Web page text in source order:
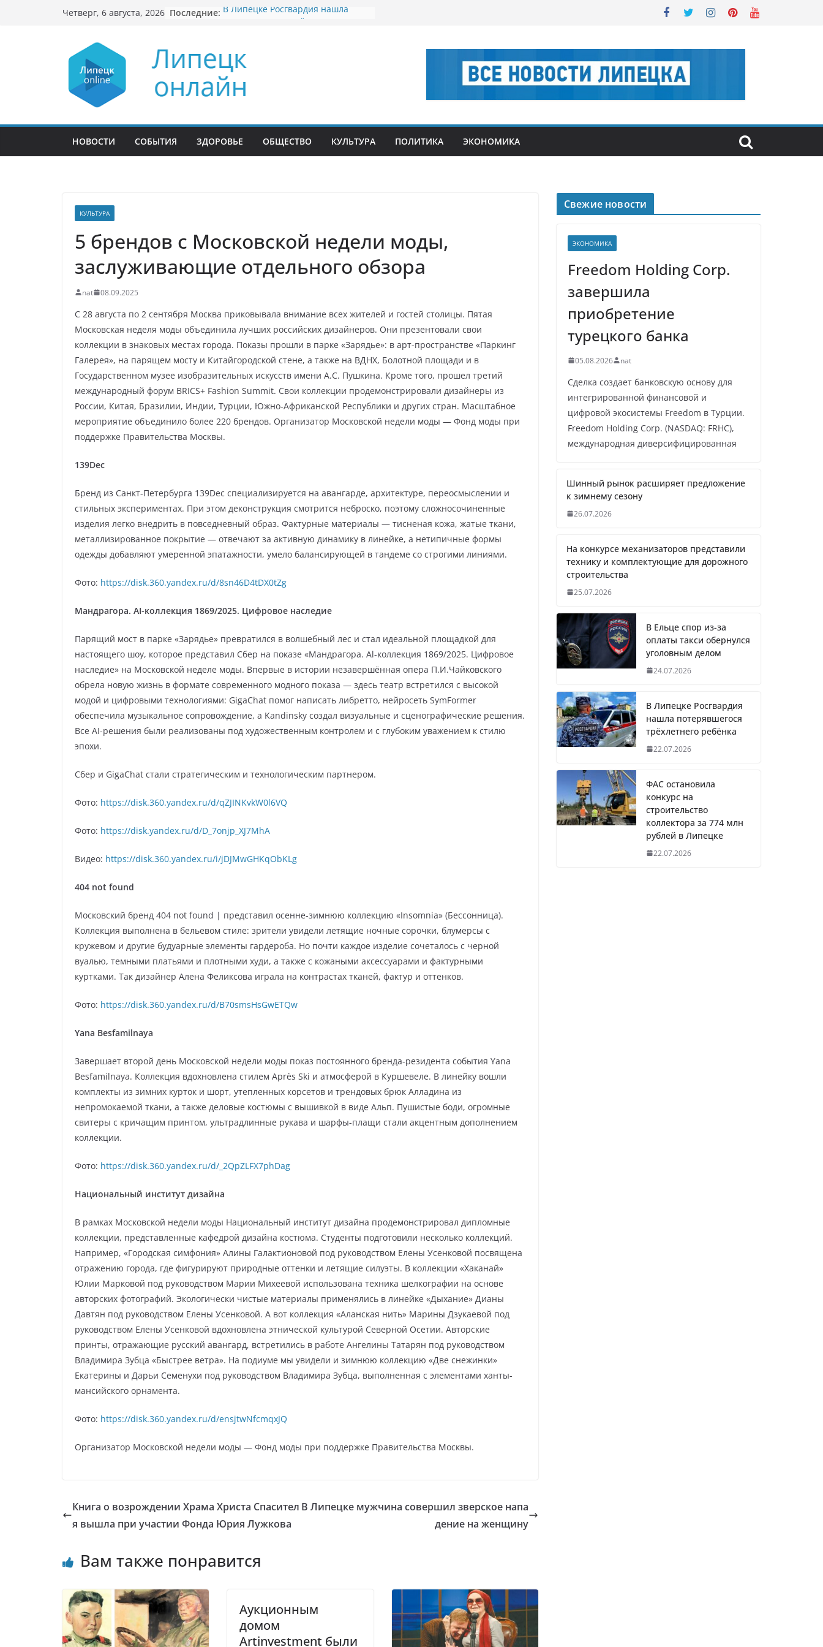
Четверг, 6 августа, 2026 Последние: В Липецке Росгвардия нашла
приобретение турецкого банка
Шинный рынок расширяет
предложение к зимнему сезону
На конкурсе механизаторов
комплектующие для дорожного
В Ельце спор из-за оплаты такси
обернулся уголовным делом
НОВОСТИ СОБЫТИЯ ЗДОРОВЬЕ ОБЩЕСТВО КУЛЬТУРА ПОЛИТИКА ЭКОНОМИКА
КУЛЬТУРА
5 брендов с Московской недели моды,
заслуживающие отдельного обзора
nat 08.09.2025
С 28 августа по 2 сентября Москва приковывала внимание всех жителей и гостей столицы. Пятая
Московская неделя моды объединила лучших российских дизайнеров. Они презентовали свои
коллекции в знаковых местах города. Показы прошли в парке «Зарядье»: в арт-пространстве «Паркинг
Галерея», на парящем мосту и Китайгородской стене, а также на ВДНХ, Болотной площади и в
Государственном музее изобразительных искусств имени А.С. Пушкина. Кроме того, прошел третий
международный форум BRICS+ Fashion Summit. Свои коллекции продемонстрировали дизайнеры из
России, Китая, Бразилии, Индии, Турции, Южно-Африканской Республики и других стран. Масштабное
мероприятие объединило более 220 брендов. Организатор Московской недели моды — Фонд моды при
поддержке Правительства Москвы.
139Dec
Бренд из Санкт-Петербурга 139Dec специализируется на авангарде, архитектуре, переосмыслении и
стильных экспериментах. При этом деконструкция смотрится неброско, поэтому сложносочиненные
изделия легко внедрить в повседневный образ. Фактурные материалы — тисненая кожа, жатые ткани,
металлизированное покрытие — отвечают за активную динамику в линейке, а нетипичные формы
одежды добавляют умеренной эпатажности, умело балансирующей в тандеме со строгими линиями.
Фото: https://disk.360.yandex.ru/d/8sn46D4tDX0tZg
Мандрагора. AI-коллекция 1869/2025. Цифровое наследие
Парящий мост в парке «Зарядье» превратился в волшебный лес и стал идеальной площадкой для
настоящего шоу, которое представил Сбер на показе «Мандрагора. Al-коллекция 1869/2025. Цифровое
наследие» на Московской неделе моды. Впервые в истории незавершённая опера П.И.Чайковского
обрела новую жизнь в формате современного модного показа — здесь театр встретился с высокой
модой и цифровыми технологиями: GigaChat помог написать либретто, нейросеть SymFormer
обеспечила музыкальное сопровождение, а Kandinsky создал визуальные и сценографические решения.
Все AI-решения были реализованы под художественным контролем и с глубоким уважением к стилю
эпохи.
Сбер и GigaChat стали стратегическим и технологическим партнером.
Фото: https://disk.360.yandex.ru/d/qZJINKvkW0l6VQ
Фото: https://disk.yandex.ru/d/D_7onjp_XJ7MhA
Видео: https://disk.360.yandex.ru/i/jDJMwGHKqObKLg
404 not found
Московский бренд 404 not found | представил осенне-зимнюю коллекцию «Insomnia» (Бессонница).
Коллекция выполнена в бельевом стиле: зрители увидели летящие ночные сорочки, блумерсы с
кружевом и другие будуарные элементы гардероба. Но почти каждое изделие сочеталось с черной
вуалью, темными платьями и плотными худи, а также с кожаными аксессуарами и фактурными
куртками. Так дизайнер Алена Феликсова играла на контрастах тканей, фактур и оттенков.
Фото: https://disk.360.yandex.ru/d/B70smsHsGwETQw
Yana Besfamilnaya
Завершает второй день Московской недели моды показ постоянного бренда-резидента события Yana
Besfamilnaya. Коллекция вдохновлена стилем Après Ski и атмосферой в Куршевеле. В линейку вошли
комплекты из зимних курток и шорт, утепленных корсетов и трендовых брюк Алладина из
непромокаемой ткани, а также деловые костюмы с вышивкой в виде Альп. Пушистые боди, огромные
свитеры с кричащим принтом, ультрадлинные рукава и шарфы-плащи стали акцентным дополнением
коллекции.
Фото: https://disk.360.yandex.ru/d/_2QpZLFX7phDag
Национальный институт дизайна
В рамках Московской недели моды Национальный институт дизайна продемонстрировал дипломные
коллекции, представленные кафедрой дизайна костюма. Студенты подготовили несколько коллекций.
Например, «Городская симфония» Алины Галактионовой под руководством Елены Усенковой посвящена
отражению города, где фигурируют природные оттенки и летящие силуэты. В коллекции «Хаканай»
Юлии Марковой под руководством Марии Михеевой использована техника шелкографии на основе
авторских фотографий. Экологически чистые материалы применялись в линейке «Дыхание» Дианы
Давтян под руководством Елены Усенковой. А вот коллекция «Аланская нить» Марины Дзукаевой под
руководством Елены Усенковой вдохновлена этнической культурой Северной Осетии. Авторские
принты, отражающие русский авангард, встретились в работе Ангелины Татарян под руководством
Владимира Зубца «Быстрее ветра». На подиуме мы увидели и зимнюю коллекцию «Две снежинки»
Екатерины и Дарьи Семенухи под руководством Владимира Зубца, выполненная с элементами ханты-
мансийского орнамента.
Фото: https://disk.360.yandex.ru/d/ensjtwNfcmqxJQ
Организатор Московской недели моды — Фонд моды при поддержке Правительства Москвы.
Книга о возрождении Храма Христа Спасител
я вышла при участии Фонда Юрия Лужкова
В Липецке мужчина совершил зверское напа
дение на женщину
Вам также понравится
Аукционным
домом
Artinvestment были
Свежие новости
ЭКОНОМИКА
Freedom Holding Corp.
завершила
приобретение
турецкого банка
05.08.2026 nat
Сделка создает банковскую основу для
интегрированной финансовой и
цифровой экосистемы Freedom в Турции.
Freedom Holding Corp. (NASDAQ: FRHC),
международная диверсифицированная
Шинный рынок расширяет предложение
к зимнему сезону
26.07.2026
На конкурсе механизаторов представили
технику и комплектующие для дорожного
строительства
25.07.2026
В Ельце спор из-за
оплаты такси обернулся
уголовным делом
24.07.2026
В Липецке Росгвардия
нашла потерявшегося
трёхлетнего ребёнка
22.07.2026
ФАС остановила
конкурс на
строительство
коллектора за 774 млн
рублей в Липецке
22.07.2026